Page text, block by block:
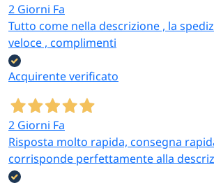
2 Giorni Fa
Tutto come nella descrizione , la
veloce , complimenti
Acquirente verificato
2 Giorni Fa
Risposta molto rapida, consegna
corrisponde perfettamente alla